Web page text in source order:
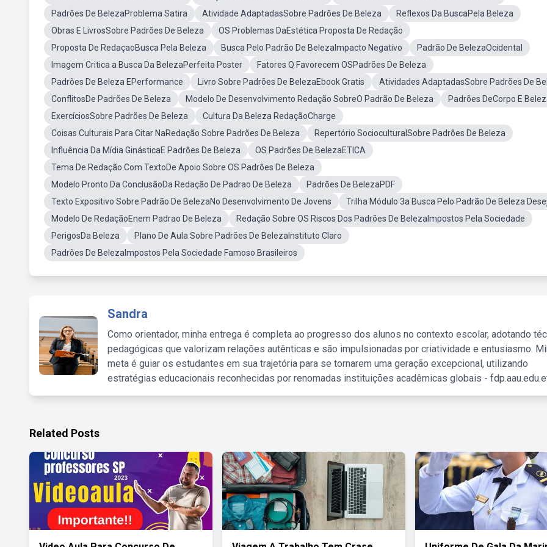
Padrões De BelezaProblema Satira
Atividade AdaptadasSobre Padrões De Beleza
Reflexos Da BuscaPela Beleza
Obras E LivrosSobre Padrões De Beleza
OS Problemas DaEstética Proposta De Redação
Proposta De RedaçaoBusca Pela Beleza
Busca Pelo Padrão De BelezaImpacto Negativo
Padrão De BelezaOcidental
Imagem Critica a Busca Da BelezaPerfeita Poster
Fatores Q Favorecem OSPadrões De Beleza
Padrões De Beleza EPerformance
Livro Sobre Padrões De BelezaEbook Gratis
Atividades AdaptadasSobre Padrões De
ConflitosDe Padrões De Beleza
Modelo De Desenvolvimento Redação SobreO Padrão De Beleza
Padrões DeCorpo E
ExercíciosSobre Padrões De Beleza
Cultura Da Beleza RedaçãoCharge
Coisas Culturais Para Citar NaRedação Sobre Padrões De Beleza
Repertório SocioculturalSobre Padrões De Beleza
Influência Da Mídia GinásticaE Padrões De Beleza
OS Padrões De BelezaETICA
Tema De Redação Com TextoDe Apoio Sobre OS Padrões De Beleza
Modelo Pronto Da ConclusãoDa Redação De Padrao De Beleza
Padrões De BelezaPDF
Texto Expositivo Sobre Padrão De BelezaNo Desenvolvimento De Jovens
Trilha Módulo 3a Busca Pelo Padrão De Beleza
Modelo De RedaçãoEnem Padrao De Beleza
Redação Sobre OS Riscos Dos Padrões De BelezaImpostos Pela Sociedade
PerigosDa Beleza
Plano De Aula Sobre Padrões De BelezaInstituto Claro
Padrões De BelezaImpostos Pela Sociedade Famoso Brasileiros
Sandra
Como orientador, minha entrega é completa ao progresso dos alunos no contexto escolar, adotando
pedagógicas que valorizam relações autênticas e são impulsionadas por criatividade e entusiasmo.
meta é guiar os estudantes em sua trajetória para se tornarem uma geração excepcional, utilizando
estratégias educacionais reconhecidas por renomadas instituições acadêmicas globais -
Related Posts